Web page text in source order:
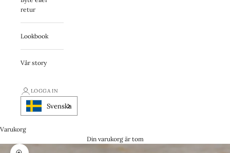
retur
Lookbook
Vår story
LOGGA IN
Svenska
Varukorg
Din varukorg är tom